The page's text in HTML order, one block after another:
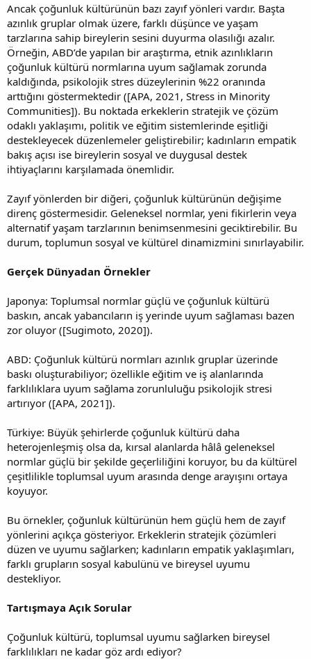
Ancak çoğunluk kültürünün bazı zayıf yönleri vardır. Başta
azınlık gruplar olmak üzere, farklı düşünce ve yaşam
tarzlarına sahip bireylerin sesini duyurma olasılığı azalır.
Örneğin, ABD’de yapılan bir araştırma, etnik azınlıkların
çoğunluk kültürü normlarına uyum sağlamak zorunda
kaldığında, psikolojik stres düzeylerinin %22 oranında
arttığını göstermektedir ([APA, 2021, Stress in Minority
Communities]). Bu noktada erkeklerin stratejik ve çözüm
odaklı yaklaşımı, politik ve eğitim sistemlerinde eşitliği
destekleyecek düzenlemeler geliştirebilir; kadınların empatik
bakış açısı ise bireylerin sosyal ve duygusal destek
ihtiyaçlarını karşılamada önemlidir.
Zayıf yönlerden bir diğeri, çoğunluk kültürünün değişime
direnç göstermesidir. Geleneksel normlar, yeni fikirlerin veya
alternatif yaşam tarzlarının benimsenmesini geciktirebilir. Bu
durum, toplumun sosyal ve kültürel dinamizmini sınırlayabilir.
Gerçek Dünyadan Örnekler
Japonya: Toplumsal normlar güçlü ve çoğunluk kültürü
baskın, ancak yabancıların iş yerinde uyum sağlaması bazen
zor oluyor ([Sugimoto, 2020]).
ABD: Çoğunluk kültürü normları azınlık gruplar üzerinde
baskı oluşturabiliyor; özellikle eğitim ve iş alanlarında
farklılıklara uyum sağlama zorunluluğu psikolojik stresi
artırıyor ([APA, 2021]).
Türkiye: Büyük şehirlerde çoğunluk kültürü daha
heterojenleşmiş olsa da, kırsal alanlarda hâlâ geleneksel
normlar güçlü bir şekilde geçerliliğini koruyor, bu da kültürel
çeşitlilikle toplumsal uyum arasında denge arayışını ortaya
koyuyor.
Bu örnekler, çoğunluk kültürünün hem güçlü hem de zayıf
yönlerini açıkça gösteriyor. Erkeklerin stratejik çözümleri
düzen ve uyumu sağlarken; kadınların empatik yaklaşımları,
farklı grupların sosyal kabulünü ve bireysel uyumu
destekliyor.
Tartışmaya Açık Sorular
Çoğunluk kültürü, toplumsal uyumu sağlarken bireysel
farklılıkları ne kadar göz ardı ediyor?